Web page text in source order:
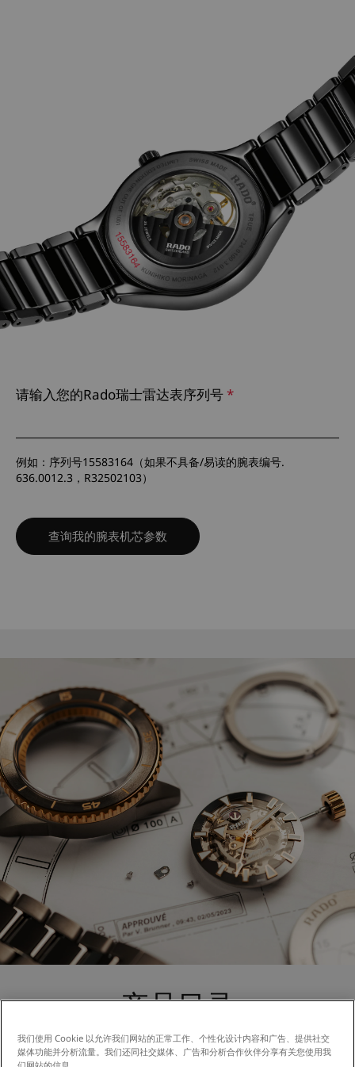
例如：序列号15583164（如果不具备/易读的腕表编号.
636.0012.3，R32502103）
请输入您的Rado瑞士雷达表序列号*
选择您的语言
产品目录
关注我们的产品图册，您能从中获得更多灵感来源。
我们使用 Cookie 以允许我们网站的正常工作、个性化设计内容和广告、提供社交
媒体功能并分析流量。我们还同社交媒体、广告和分析合作伙伴分享有关您使用我